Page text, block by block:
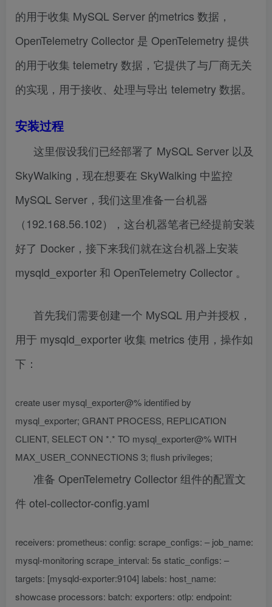
的用于收集 MySQL Server 的metrics 数据，
OpenTelemetry Collector 是 OpenTelemetry 提供
的用于收集 telemetry 数据，它提供了与厂商无关
的实现，用于接收、处理与导出 telemetry 数据。
安装过程
这里假设我们已经部署了 MySQL Server 以及
SkyWalking，现在想要在 SkyWalking 中监控
MySQL Server，我们这里准备一台机器
（192.168.56.102），这台机器笔者已经提前安装
好了 Docker，接下来我们就在这台机器上安装
mysqld_exporter 和 OpenTelemetry Collector 。
首先我们需要创建一个 MySQL 用户并授权，
用于 mysqld_exporter 收集 metrics 使用，操作如
下：
create user mysql_exporter@% identified by
mysql_exporter; GRANT PROCESS, REPLICATION
CLIENT, SELECT ON *.* TO mysql_exporter@% WITH
MAX_USER_CONNECTIONS 3; flush privileges;
准备 OpenTelemetry Collector 组件的配置文
件 otel-collector-config.yaml
receivers: prometheus: config: scrape_configs: – job_name:
mysql-monitoring scrape_interval: 5s static_configs: –
targets: [mysqld-exporter:9104] labels: host_name:
showcase processors: batch: exporters: otlp: endpoint: